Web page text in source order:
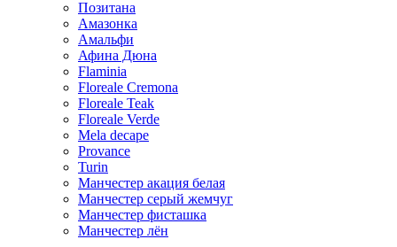
Позитана
Амазонка
Амальфи
Афина Дюна
Flaminia
Floreale Cremona
Floreale Teak
Floreale Verde
Mela decape
Provance
Turin
Манчестер акация белая
Манчестер серый жемчуг
Манчестер фисташка
Манчестер лён